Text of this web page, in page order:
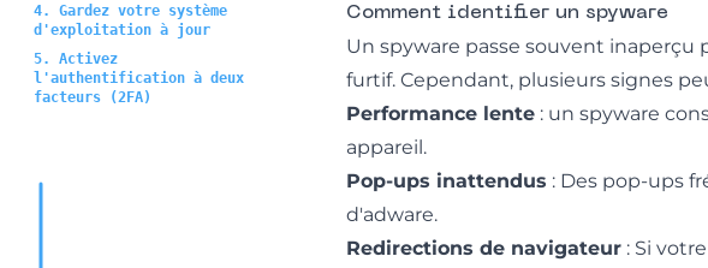
4. Gardez votre système
d'exploitation à jour
5. Activez
l'authentification à deux
facteurs (2FA)
Comment identifier un spyware
Un spyware passe souvent
furtif. Cependant, plusieurs signes
Performance lente : un spyware
appareil.
Pop-ups inattendus : Des pop-ups
d'adware.
Redirections de navigateur : Si